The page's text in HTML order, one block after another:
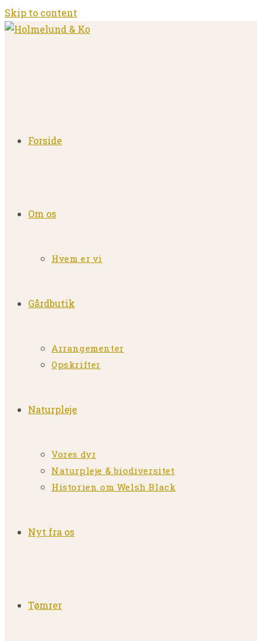
Skip to content
Forside
Om os
Hvem er vi
Gårdbutik
Arrangementer
Opskrifter
Naturpleje
Vores dyr
Naturpleje & biodiversitet
Historien om Welsh Black
Nyt fra os
Tømrer